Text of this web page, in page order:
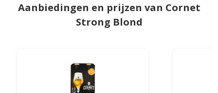
Aanbiedingen en prijzen van Cornet
Strong Blond